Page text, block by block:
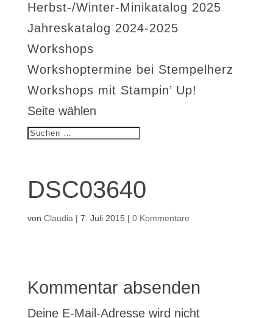
Herbst-/Winter-Minikatalog 2025
Jahreskatalog 2024-2025
Workshops
Workshoptermine bei Stempelherz
Workshops mit Stampin’ Up!
Seite wählen
DSC03640
von Claudia | 7. Juli 2015| 0 Kommentare
Kommentar absenden
Deine E-Mail-Adresse wird nicht